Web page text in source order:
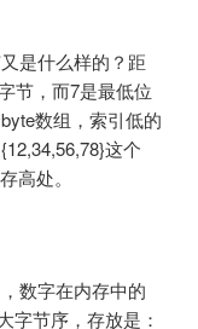
是什么样的？距
节，而7是最低位
数组，索引低的
这个
高处。
数字在内存中的
字节序，存放是：